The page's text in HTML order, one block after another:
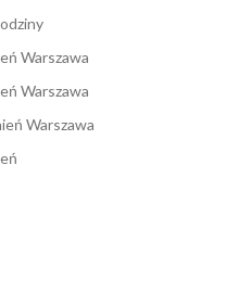
Warszawa
Warszawa
Warszawa